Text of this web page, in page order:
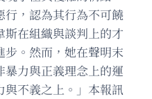
，認為其行為不可饒
在組織與談判上的才
。然而，她在聲明末
力與正義理念上的運
不義之上。」本報訊